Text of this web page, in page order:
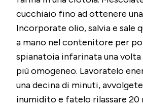
cucchiaio fino ad ottenere una
Incorporate olio, salvia e sale
a mano nel contenitore per
spianatoia infarinata una volta
più omogeneo. Lavoratelo
una decina di minuti,
inumidito e fatelo rilassare